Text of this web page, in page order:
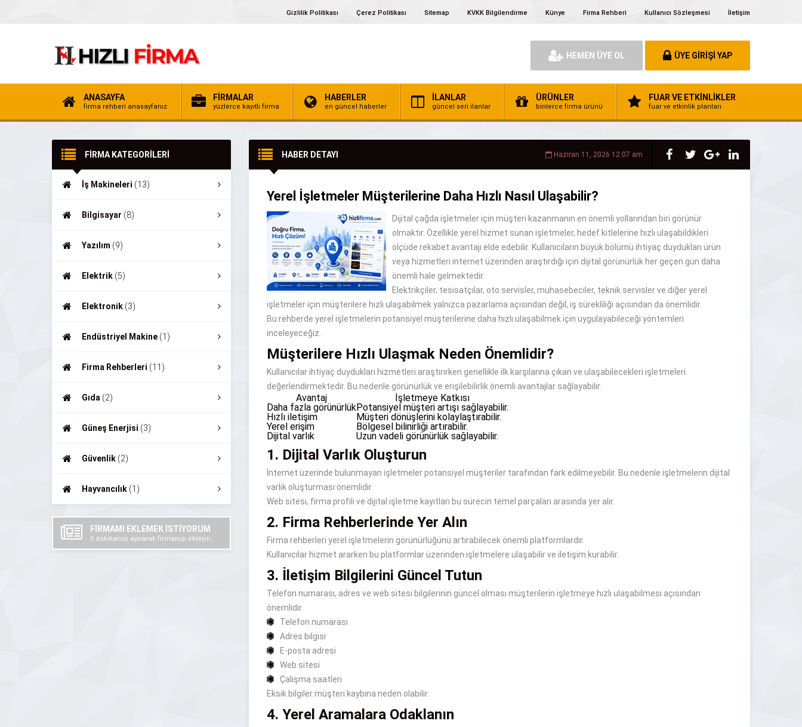
Gizlilik Politikası Çerez Politikası Sitemap KVKK Bilgilendirme Künye Firma Rehberi Kullanıcı Sözleşmesi İletişim
HEMEN ÜYE OL ÜYE GİRİŞİ YAP
ANASAYFA
firma rehberi anasayfanız
FİRMALAR
yüzlerce kayıtlı firma
HABERLER
en güncel haberler
İLANLAR
güncel seri ilanlar
ÜRÜNLER
binlerce firma ürünü
FUAR VE ETKİNLİKLER
fuar ve etkinlik planları
FİRMA KATEGORİLERİ
İş Makineleri (13)
Bilgisayar (8)
Yazılım (9)
Elektrik (5)
Elektronik (3)
Endüstriyel Makine (1)
Firma Rehberleri (11)
Gıda (2)
Güneş Enerjisi (3)
Güvenlik (2)
Hayvancılık (1)
FİRMAMI EKLEMEK İSTİYORUM
5 dakikanızı ayırarak firmanızı ekleyin..
HABER DETAYI Haziran 11, 2026 12:07 am
Yerel İşletmeler Müşterilerine Daha Hızlı Nasıl Ulaşabilir?
Dijital çağda işletmeler için müşteri kazanmanın en önemli yollarından biri görünür
olmaktır. Özellikle yerel hizmet sunan işletmeler, hedef kitlelerine hızlı ulaşabildikleri
ölçüde rekabet avantajı elde edebilir. Kullanıcıların büyük bölümü ihtiyaç duydukları ürün
veya hizmetleri internet üzerinden araştırdığı için dijital görünürlük her geçen gün daha
önemli hale gelmektedir.
Elektrikçiler, tesisatçılar, oto servisler, muhasebeciler, teknik servisler ve diğer yerel
işletmeler için müşterilere hızlı ulaşabilmek yalnızca pazarlama açısından değil, iş sürekliliği açısından da önemlidir.
Bu rehberde yerel işletmelerin potansiyel müşterilerine daha hızlı ulaşabilmek için uygulayabileceği yöntemleri
inceleyeceğiz.
Müşterilere Hızlı Ulaşmak Neden Önemlidir?
Kullanıcılar ihtiyaç duydukları hizmetleri araştırırken genellikle ilk karşılarına çıkan ve ulaşabilecekleri işletmeleri
değerlendirmektedir. Bu nedenle görünürlük ve erişilebilirlik önemli avantajlar sağlayabilir.
Avantaj
İşletmeye Katkısı
Daha fazla görünürlükPotansiyel müşteri artışı sağlayabilir.
Hızlı iletişim
Müşteri dönüşlerini kolaylaştırabilir.
Yerel erişim
Bölgesel bilinirliği artırabilir.
Dijital varlık
Uzun vadeli görünürlük sağlayabilir.
1. Dijital Varlık Oluşturun
İnternet üzerinde bulunmayan işletmeler potansiyel müşteriler tarafından fark edilmeyebilir. Bu nedenle işletmelerin dijital
varlık oluşturması önemlidir.
Web sitesi, firma profili ve dijital işletme kayıtları bu sürecin temel parçaları arasında yer alır.
2. Firma Rehberlerinde Yer Alın
Firma rehberleri yerel işletmelerin görünürlüğünü artırabilecek önemli platformlardır.
Kullanıcılar hizmet ararken bu platformlar üzerinden işletmelere ulaşabilir ve iletişim kurabilir.
3. İletişim Bilgilerini Güncel Tutun
Telefon numarası, adres ve web sitesi bilgilerinin güncel olması müşterilerin işletmeye hızlı ulaşabilmesi açısından
önemlidir.
Telefon numarası
Adres bilgisi
E-posta adresi
Web sitesi
Çalışma saatleri
Eksik bilgiler müşteri kaybına neden olabilir.
4. Yerel Aramalara Odaklanın